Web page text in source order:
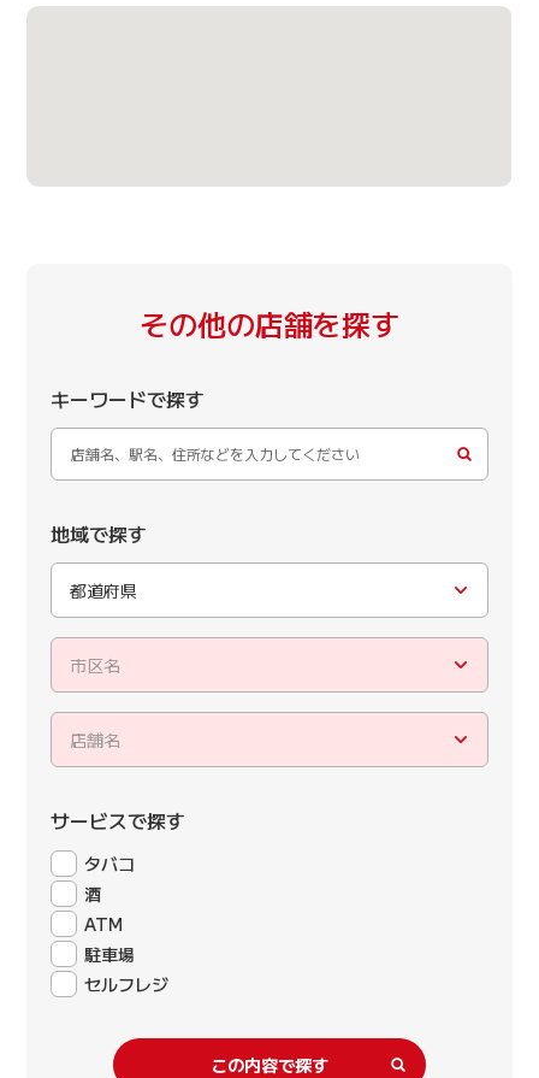
その他の店舗を探す
キーワードで探す
地域で探す
都道府県
市区名
店舗名
サービスで探す
タバコ
酒
ATM
駐車場
セルフレジ
この内容で探す